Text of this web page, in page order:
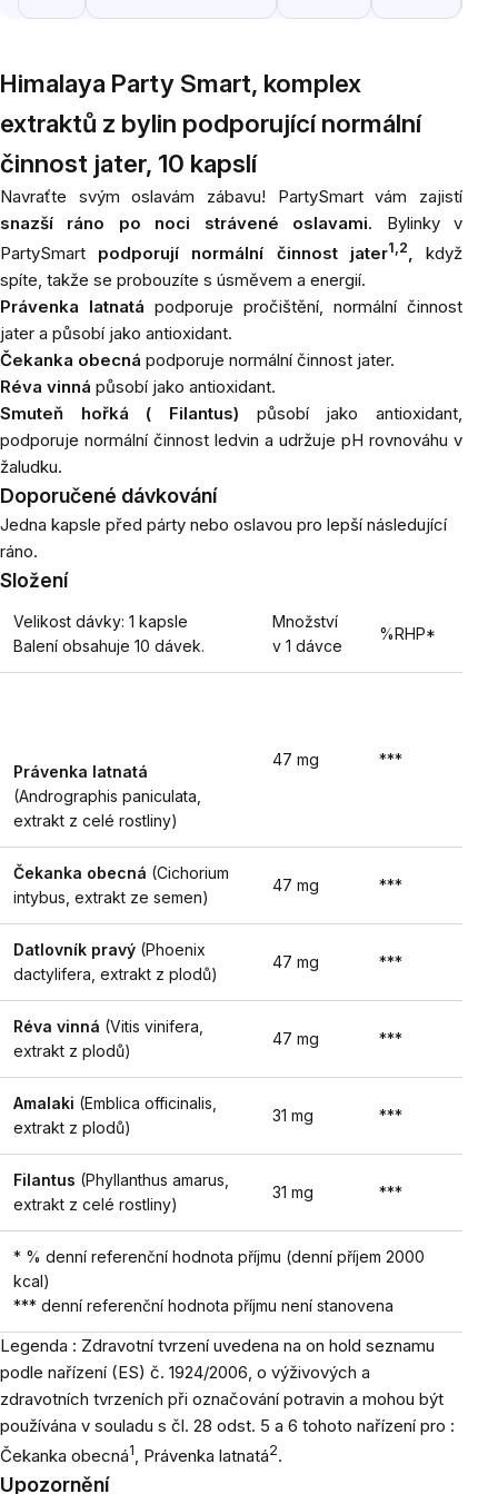
Himalaya Party Smart, komplex
extraktů z bylin podporující normální
činnost jater, 10 kapslí
Navraťte svým oslavám zábavu! PartySmart vám zajistí
snazší ráno po noci strávené oslavami. Bylinky v
PartySmart podporují normální činnost jater1,2,když
spíte, takže se probouzíte s úsměvem a energií.
Právenka latnatá podporuje pročištění, normální činnost
jater a působí jako antioxidant.
Čekanka obecná podporuje normální činnost jater.
Réva vinná působí jako antioxidant.
Smuteň hořká ( Filantus) působí jako antioxidant,
podporuje normální činnost ledvin a udržuje pH rovnováhu v
žaludku.
Doporučené dávkování
Jedna kapsle před párty nebo oslavou pro lepší následující
ráno.
Složení
Velikost dávky: 1 kapsle
Balení obsahuje 10 dávek.
Množství
v 1 dávce
%RHP*
Právenka latnatá
(Andrographis paniculata,
extrakt z celé rostliny)
47 mg ***
Čekanka obecná (Cichorium
intybus, extrakt ze semen)
47 mg ***
Datlovník pravý (Phoenix
dactylifera, extrakt z plodů)
47 mg ***
Réva vinná (Vitis vinifera,
extrakt z plodů)
47 mg ***
Amalaki (Emblica officinalis,
extrakt z plodů)
31 mg ***
Filantus (Phyllanthus amarus,
extrakt z celé rostliny)
31 mg ***
* % denní referenční hodnota příjmu (denní příjem 2000
kcal)
*** denní referenční hodnota příjmu není stanovena
Legenda : Zdravotní tvrzení uvedena na on hold seznamu
podle nařízení (ES) č. 1924/2006, o výživových a
zdravotních tvrzeních při označování potravin a mohou být
používána v souladu s čl. 28 odst. 5 a 6 tohoto nařízení pro :
Čekanka obecná1, Právenka latnatá2.
Upozornění